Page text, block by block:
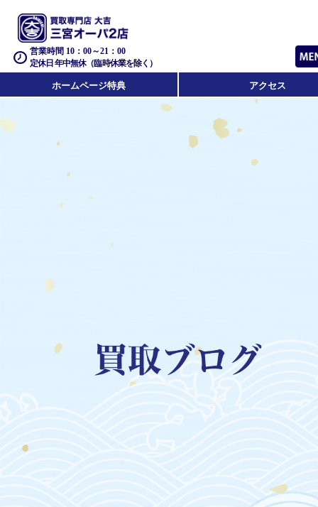
営業時間 10：00～21：00
定休日 年中無休（臨時休業を除く）
ホームページ特典 アクセス